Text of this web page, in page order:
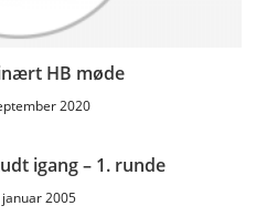
HB møde
2020
igang – 1. runde
januar 2005